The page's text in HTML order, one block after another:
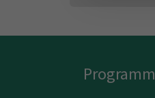
Programm